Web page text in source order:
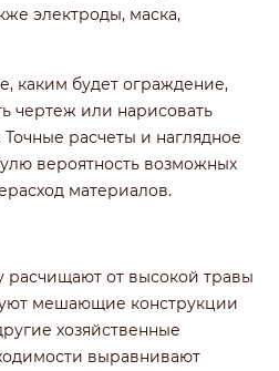
электроды, маска,
каким будет ограждение,
чертеж или нарисовать
расчеты и наглядное
вероятность возможных
материалов.
расчищают от высокой травы
мешающие конструкции
хозяйственные
выравнивают